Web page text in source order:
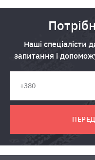
Наші спеціалісти
запитання і